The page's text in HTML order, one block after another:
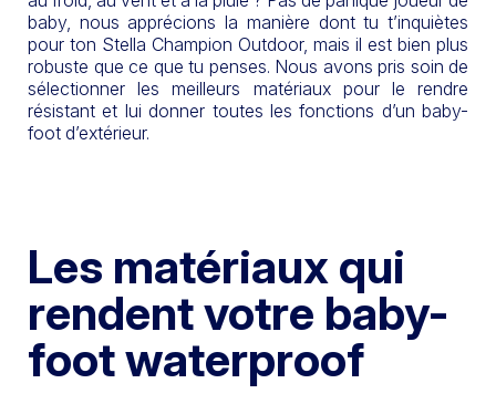
baby, nous apprécions la manière dont tu t’inquiètes
pour ton Stella Champion Outdoor, mais il est bien plus
robuste que ce que tu penses. Nous avons pris soin de
sélectionner les meilleurs matériaux pour le rendre
résistant et lui donner toutes les fonctions d’un baby-
foot d’extérieur.
Les matériaux qui
rendent votre baby-
foot waterproof